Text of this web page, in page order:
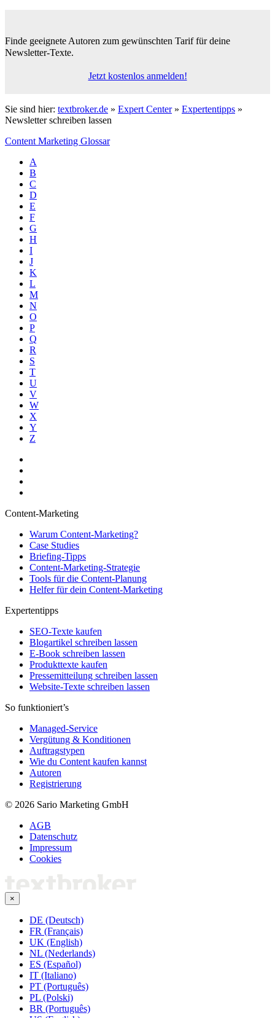
Finde geeignete Autoren zum gewünschten Tariffür deine
Newsletter-Texte.
Jetzt kostenlos anmelden!
Sie sind hier: textbroker.de » Expert Center» Expertentipps »
Newsletter schreiben lassen
Content Marketing Glossar
A
B
C
D
E
F
G
H
I
J
K
L
M
N
O
P
Q
R
S
T
U
V
W
X
Y
Z
Content-Marketing
Warum Content-Marketing?
Case Studies
Briefing-Tipps
Content-Marketing-Strategie
Tools für die Content-Planung
Helfer für dein Content-Marketing
Expertentipps
SEO-Texte kaufen
Blogartikel schreiben lassen
E-Book schreiben lassen
Produkttexte kaufen
Pressemitteilung schreiben lassen
Website-Texte schreiben lassen
So funktioniert’s
Managed-Service
Vergütung & Konditionen
Auftragstypen
Wie du Content kaufen kannst
Autoren
Registrierung
© 2026 Sario Marketing GmbH
AGB
Datenschutz
Impressum
Cookies
×
DE (Deutsch)
FR (Français)
UK (English)
NL (Nederlands)
ES (Español)
IT (Italiano)
PT (Português)
PL (Polski)
BR (Português)